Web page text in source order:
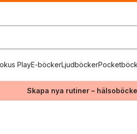
PlayE-böckerLjudböcker
Skapa nya rutiner –